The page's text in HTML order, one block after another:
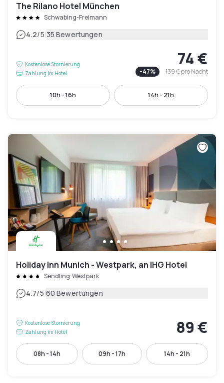
The Rilano Hotel München
Schwabing-Freimann
4.2/5|35 Bewertungen
Kostenlose Stornierung
Zahlung im Hotel
74 €
-47% 139 €pro Nacht
10h - 16h 14h - 21h
Holiday Inn Munich - Westpark, an IHG Hotel
Sendling-Westpark
4.7/5|60 Bewertungen
Kostenlose Stornierung
Zahlung im Hotel
89 €
08h - 14h 09h - 17h 14h - 21h